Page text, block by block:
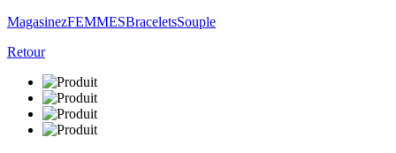
MagasinezFEMMESBraceletsSouple
Retour